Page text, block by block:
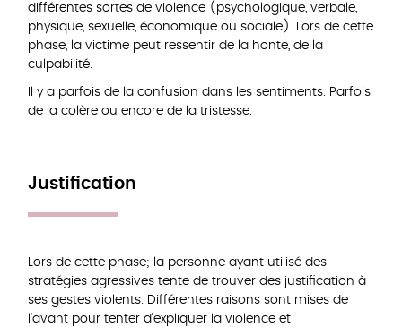
différentes sortes de violence (psychologique, verbale,
physique, sexuelle, économique ou sociale). Lors de cette
phase, la victime peut ressentir de la honte, de la
culpabilité.
Il y a parfois de la confusion dans les sentiments. Parfois
de la colère ou encore de la tristesse.
Justification
Lors de cette phase; la personne ayant utilisé des
stratégies agressives tente de trouver des justification à
ses gestes violents. Différentes raisons sont mises de
l’avant pour tenter d’expliquer la violence et